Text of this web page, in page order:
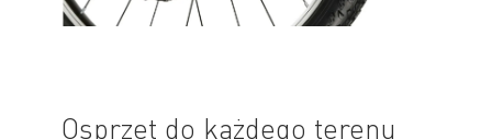
Osprzęt do każdego terenu